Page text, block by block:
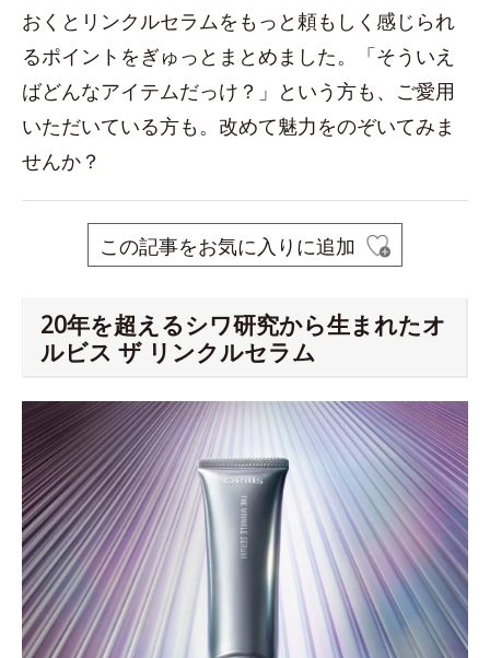
おくとリンクルセラムをもっと頼もしく感じられ
るポイントをぎゅっとまとめました。「そういえ
ばどんなアイテムだっけ？」という方も、ご愛用
いただいている方も。改めて魅力をのぞいてみま
せんか？
この記事をお気に入りに追加
20年を超えるシワ研究から生まれたオ
ルビス ザ リンクルセラム